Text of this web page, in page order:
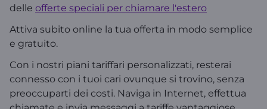
delle offerte speciali per chiamare l'estero
Attiva subito online la tua offerta in modo semplice
e gratuito.
Con i nostri piani tariffari personalizzati, resterai
connesso con i tuoi cari ovunque si trovino, senza
preoccuparti dei costi. Naviga in Internet, effettua